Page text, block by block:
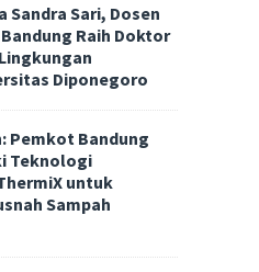
Sandra Sari, Dosen
Bandung Raih Doktor
Diponegoro
Pemkot Bandung
Teknologi
untuk
Sampah